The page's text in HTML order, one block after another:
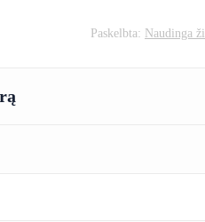
Paskelbta: Naudinga